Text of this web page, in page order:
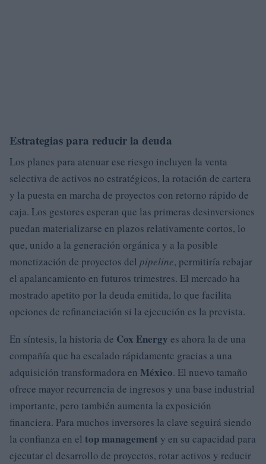
Estrategias para reducir la deuda
Los planes para atenuar ese riesgo incluyen la venta
selectiva de activos no estratégicos, la rotación de cartera
y la puesta en marcha de proyectos con retorno rápido de
caja. Los gestores esperan que las primeras desinversiones
puedan materializarse en plazos relativamente cortos, lo
que, unido a la generación orgánica y a la posible
monetización de proyectos del pipeline, permitiría rebajar
el apalancamiento en futuros trimestres. El mercado ha
mostrado apetito por la deuda emitida, lo que facilita
opciones de refinanciación si la ejecución es la prevista.
En síntesis, la historia de Cox Energy es ahora la de una
compañía que ha escalado rápidamente gracias a una
adquisición transformadora en México. El nuevo tamaño
ofrece mayor recurrencia de ingresos y una base industrial
importante, pero también aumenta la exposición
financiera. Para muchos inversores la clave seguirá siendo
la confianza en el top management y en su capacidad para
ejecutar el desarrollo de proyectos, rotar activos y reducir